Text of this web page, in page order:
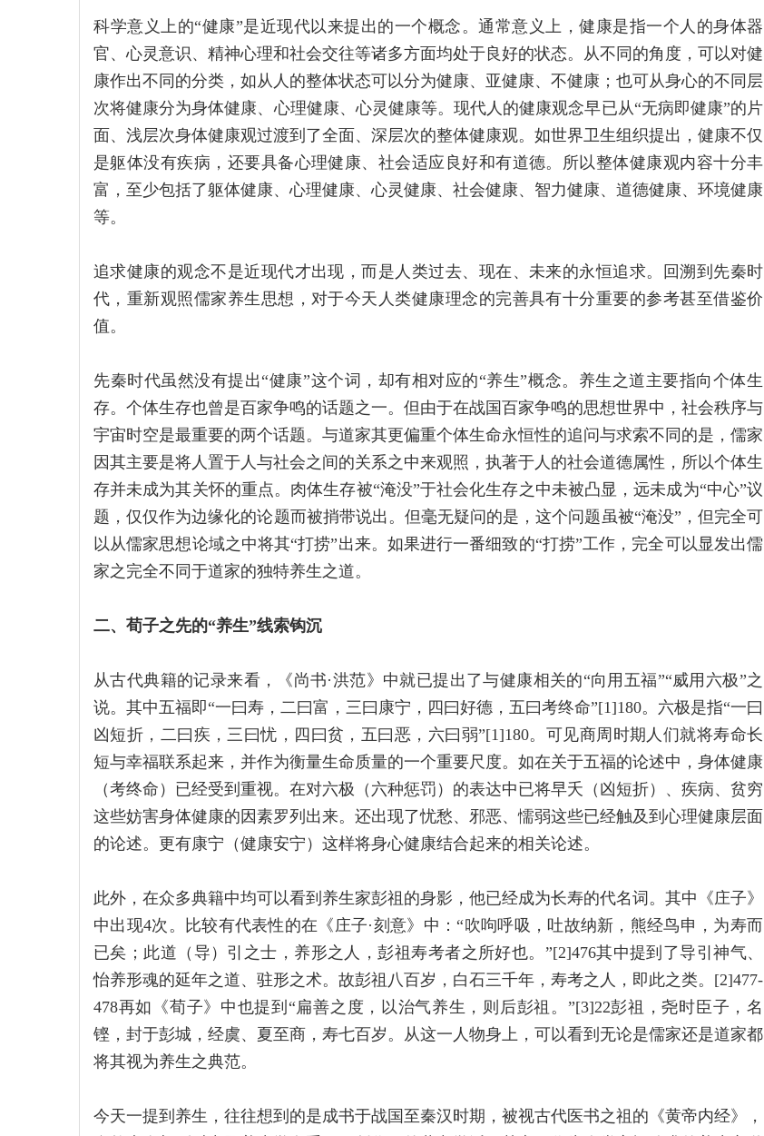
科学意义上的“健康”是近现代以来提出的一个概念。通常意义上，健康是指一个人的身体器
官、心灵意识、精神心理和社会交往等诸多方面均处于良好的状态。从不同的角度，可以对健
康作出不同的分类，如从人的整体状态可以分为健康、亚健康、不健康；也可从身心的不同层
次将健康分为身体健康、心理健康、心灵健康等。现代人的健康观念早已从“无病即健康”的片
面、浅层次身体健康观过渡到了全面、深层次的整体健康观。如世界卫生组织提出，健康不仅
是躯体没有疾病，还要具备心理健康、社会适应良好和有道德。所以整体健康观内容十分丰
富，至少包括了躯体健康、心理健康、心灵健康、社会健康、智力健康、道德健康、环境健康
等。
追求健康的观念不是近现代才出现，而是人类过去、现在、未来的永恒追求。回溯到先秦时
代，重新观照儒家养生思想，对于今天人类健康理念的完善具有十分重要的参考甚至借鉴价
值。
先秦时代虽然没有提出“健康”这个词，却有相对应的“养生”概念。养生之道主要指向个体生
存。个体生存也曾是百家争鸣的话题之一。但由于在战国百家争鸣的思想世界中，社会秩序与
宇宙时空是最重要的两个话题。与道家其更偏重个体生命永恒性的追问与求索不同的是，儒家
因其主要是将人置于人与社会之间的关系之中来观照，执著于人的社会道德属性，所以个体生
存并未成为其关怀的重点。肉体生存被“淹没”于社会化生存之中未被凸显，远未成为“中心”议
题，仅仅作为边缘化的论题而被捎带说出。但毫无疑问的是，这个问题虽被“淹没”，但完全可
以从儒家思想论域之中将其“打捞”出来。如果进行一番细致的“打捞”工作，完全可以显发出儒
家之完全不同于道家的独特养生之道。
二、荀子之先的“养生”线索钩沉
从古代典籍的记录来看，《尚书·洪范》中就已提出了与健康相关的“向用五福”“威用六极”之
说。其中五福即“一曰寿，二曰富，三曰康宁，四曰好德，五曰考终命”[1]180。六极是指“一曰
凶短折，二曰疾，三曰忧，四曰贫，五曰恶，六曰弱”[1]180。可见商周时期人们就将寿命长
短与幸福联系起来，并作为衡量生命质量的一个重要尺度。如在关于五福的论述中，身体健康
（考终命）已经受到重视。在对六极（六种惩罚）的表达中已将早夭（凶短折）、疾病、贫穷
这些妨害身体健康的因素罗列出来。还出现了忧愁、邪恶、懦弱这些已经触及到心理健康层面
的论述。更有康宁（健康安宁）这样将身心健康结合起来的相关论述。
此外，在众多典籍中均可以看到养生家彭祖的身影，他已经成为长寿的代名词。其中《庄子》
中出现4次。比较有代表性的在《庄子·刻意》中：“吹呴呼吸，吐故纳新，熊经鸟申，为寿而
已矣；此道（导）引之士，养形之人，彭祖寿考者之所好也。”[2]476其中提到了导引神气、
怡养形魂的延年之道、驻形之术。故彭祖八百岁，白石三千年，寿考之人，即此之类。[2]477-
478再如《荀子》中也提到“扁善之度，以治气养生，则后彭祖。”[3]22彭祖，尧时臣子，名
铿，封于彭城，经虞、夏至商，寿七百岁。从这一人物身上，可以看到无论是儒家还是道家都
将其视为养生之典范。
今天一提到养生，往往想到的是成书于战国至秦汉时期，被视古代医书之祖的《黄帝内经》，